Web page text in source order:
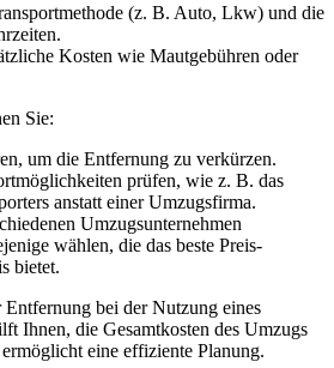
(z. B. Auto, Lkw) und die
Kosten wie Mautgebühren oder
Sie:
um die Entfernung zu verkürzen.
prüfen, wie z. B. das
anstatt einer Umzugsfirma.
Umzugsunternehmen
wählen, die das beste Preis-
bietet.
bei der Nutzung eines
Ihnen, die Gesamtkosten des Umzugs
eine effiziente Planung.